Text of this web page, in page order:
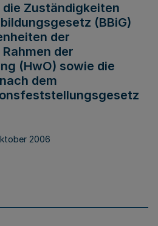
Zuständigkeiten
(BBiG)
der
der
(HwO) sowie die
dem
2006